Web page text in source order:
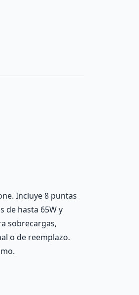
Incluye 8 puntas
de hasta 65W y
sobrecargas,
o de reemplazo.